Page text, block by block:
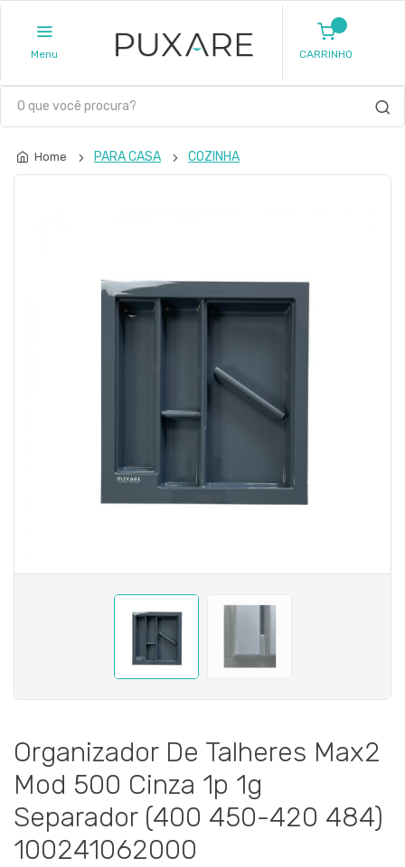
Menu CARRINHO
Home PARA CASA COZINHA
Organizador De Talheres Max2
Mod 500 Cinza 1p 1g
Separador (400 450-420 484)
100241062000